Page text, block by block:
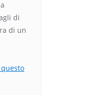
di
di un